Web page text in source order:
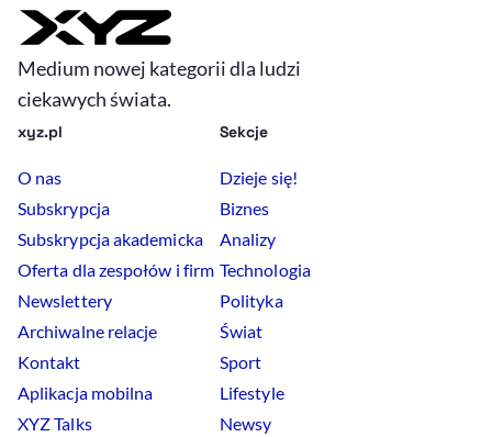
Medium nowej kategorii dla ludzi
ciekawych świata.
xyz.pl
O nas
Subskrypcja
Subskrypcja akademicka
Oferta dla zespołów i firm
Newslettery
Archiwalne relacje
Kontakt
Aplikacja mobilna
XYZ Talks
Sekcje
Dzieje się!
Biznes
Analizy
Technologia
Polityka
Świat
Sport
Lifestyle
Newsy